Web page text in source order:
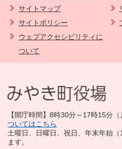
サイトマップ
サイトポリシー
ウェブアクセシビリティに
ついて
【開庁時間】8時30分～17時15分
ついてはこちら
土曜日、日曜日、祝日、年末年始
ます。